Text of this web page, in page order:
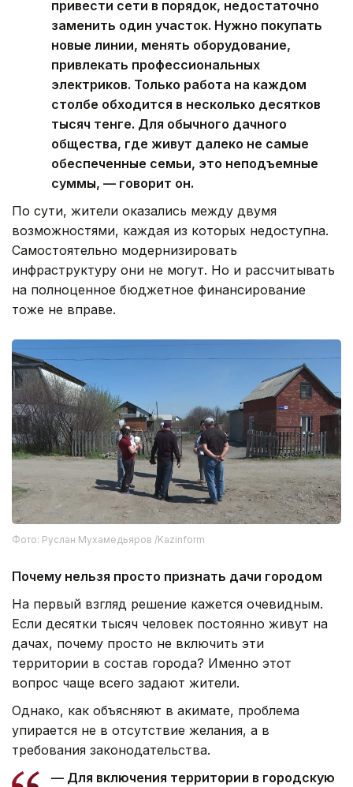
привести сети в порядок, недостаточно
заменить один участок. Нужно покупать
новые линии, менять оборудование,
привлекать профессиональных
электриков. Только работа на каждом
столбе обходится в несколько десятков
тысяч тенге. Для обычного дачного
общества, где живут далеко не самые
обеспеченные семьи, это неподъемные
суммы, — говорит он.
По сути, жители оказались между двумя
возможностями, каждая из которых недоступна.
Самостоятельно модернизировать
инфраструктуру они не могут. Но и рассчитывать
на полноценное бюджетное финансирование
тоже не вправе.
Фото: Руслан Мухамедьяров /Kazinform
Почему нельзя просто признать дачи городом
На первый взгляд решение кажется очевидным.
Если десятки тысяч человек постоянно живут на
дачах, почему просто не включить эти
территории в состав города? Именно этот
вопрос чаще всего задают жители.
Однако, как объясняют в акимате, проблема
упирается не в отсутствие желания, а в
требования законодательства.
— Для включения территории в городскую